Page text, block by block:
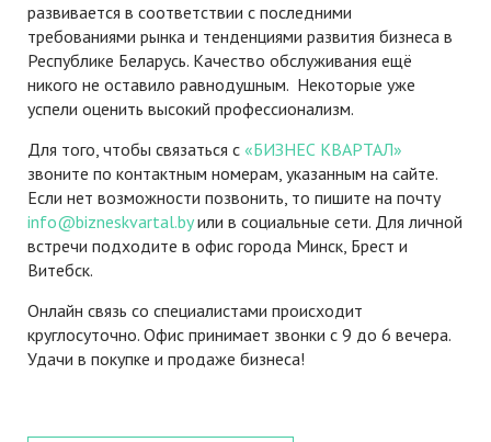
развивается в соответствии с последними
требованиями рынка и тенденциями развития бизнеса в
Республике Беларусь. Качество обслуживания ещё
никого не оставило равнодушным. Некоторые уже
успели оценить высокий профессионализм.
Для того, чтобы связаться с «БИЗНЕС КВАРТАЛ»
звоните по контактным номерам, указанным на сайте.
Если нет возможности позвонить, то пишите на почту
info@bizneskvartal.byили в социальные сети. Для личной
встречи подходите в офис города Минск, Брест и
Витебск.
Онлайн связь со специалистами происходит
круглосуточно. Офис принимает звонки с 9 до 6 вечера.
Удачи в покупке и продаже бизнеса!